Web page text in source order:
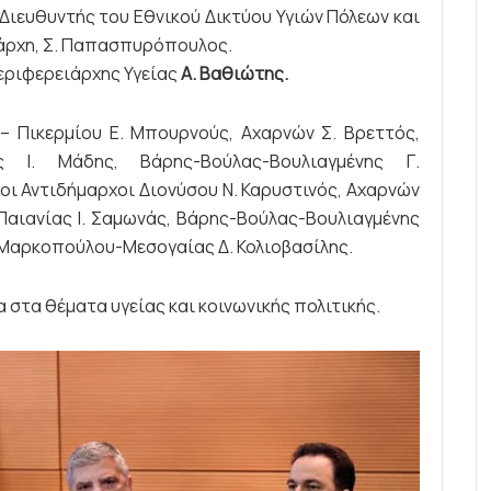
του Εθνικού Δικτύου Υγιών Πόλεων και
Σ. Παπασπυρόπουλος.
ΥγείαςΑ. Βαθιώτης.
Πικερμίου Ε. Μπουρνούς, Αχαρνών Σ. Βρεττός,
Μάδης, Βάρης-Βούλας-Βουλιαγμένης Γ.
Αντιδήμαρχοι Διονύσου Ν. Καρυστινός, Αχαρνών
Ι. Σαμωνάς, Βάρης-Βούλας-Βουλιαγμένης
Μεσογαίας Δ. Κολιοβασίλης.
θέματα υγείας και κοινωνικής πολιτικής.